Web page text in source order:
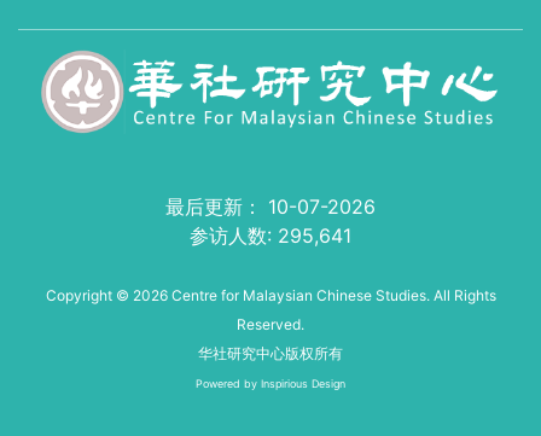
最后更新： 10-07-2026
参访人数: 295,641
Copyright © 2026 Centre for Malaysian Chinese Studies. All Rights
Reserved.
华社研究中心版权所有
Powered by Inspirious Design